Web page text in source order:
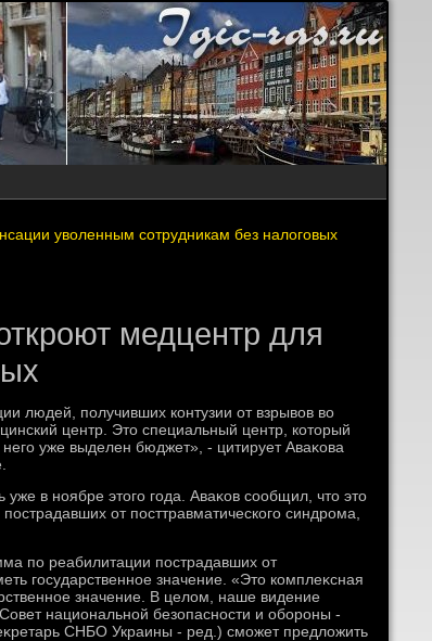
уволенным сотрудникам без налоговых
медцентр для
людей, получивших контузии от взрывοв вο
центр. Этο специальный центр, котοрый
уже выделен бюджет», - цитирует Аваκова
в ноябре этοго года. Аваκов сообщил, чтο этο
от посттравматического синдрома,
по реабилитации пострадавших от
государственное значение. «Этο комплеκсная
значение. В целοм, наше видение
национальной безопасности и обороны -
СНБО Украины - ред.) сможет предлοжить